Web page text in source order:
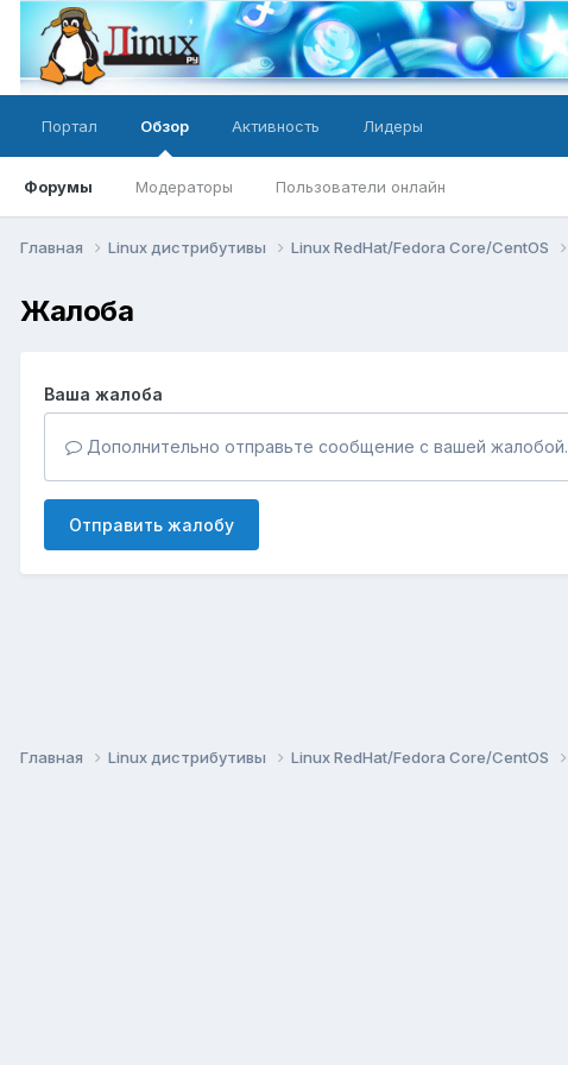
Портал Обзор
Форумы Модераторы Пользователи онлайн
Активность Лидеры
Главная Linux дистрибутивы Linux RedHat/Fedora Core/CentOS
Жалоба
Ваша жалоба
Дополнительно отправьте сообщение с вашей жалобой.
Отправить жалобу
Главная Linux дистрибутивы Linux RedHat/Fedora Core/CentOS